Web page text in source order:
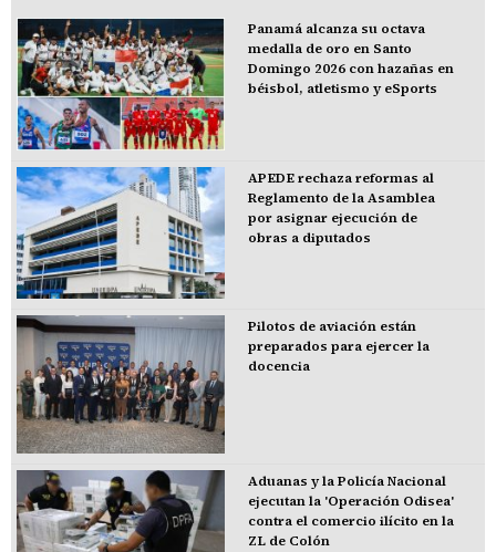
Panamá alcanza su octava
medalla de oro en Santo
Domingo 2026 con hazañas en
béisbol, atletismo y eSports
APEDE rechaza reformas al
Reglamento de la Asamblea
por asignar ejecución de
obras a diputados
Pilotos de aviación están
preparados para ejercer la
docencia
Aduanas y la Policía Nacional
ejecutan la 'Operación Odisea'
contra el comercio ilícito en la
ZL de Colón